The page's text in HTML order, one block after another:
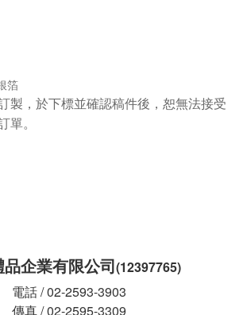
箔
製，於下標並確認稿件後，恕無法接受
單。
企業有限公司(12397765)
電話 / 02-2593-3903
傳真 / 02-2595-3309